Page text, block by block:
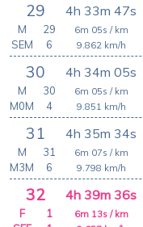
29 4h 33m 47s
6m 05s / km
9.862 km/h
M
29
SEM
6
30 4h 34m 05s
6m 05s / km
9.851 km/h
M
30
M0M
4
31 4h 35m 34s
6m 07s / km
9.798 km/h
M
31
M3M
6
32 4h 39m 36s
6m 13s / km
F
1